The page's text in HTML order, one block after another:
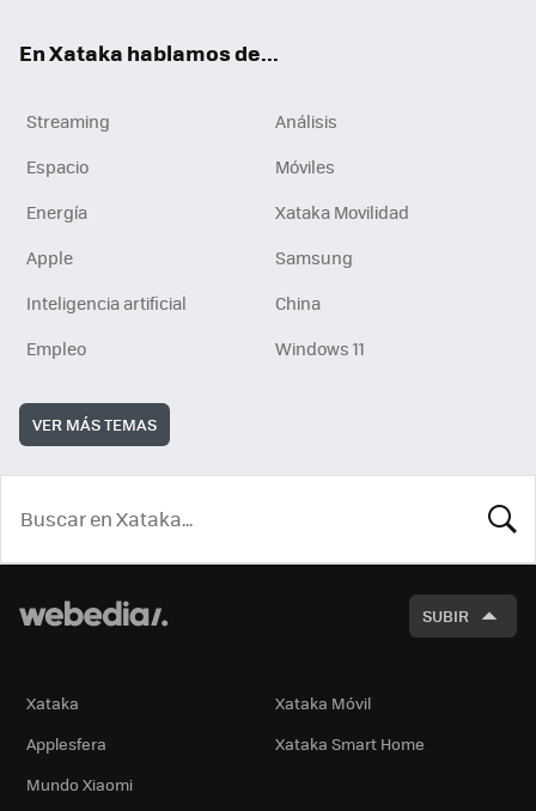
En Xataka hablamos de...
Streaming
Análisis
Espacio
Móviles
Energía
Xataka Movilidad
Apple
Samsung
Inteligencia artificial
China
Empleo
Windows 11
VER MÁS TEMAS
SUBIR
Xataka
Xataka Móvil
Applesfera
Xataka Smart Home
Mundo Xiaomi